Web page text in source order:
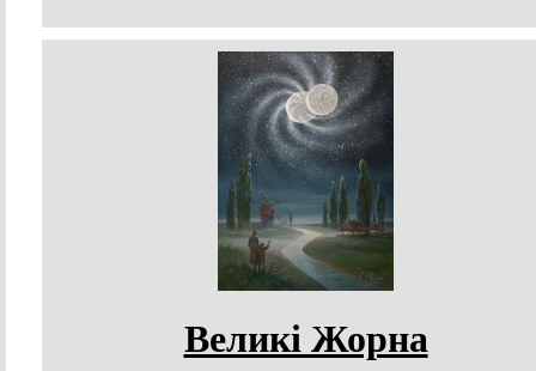
Великі Жорна